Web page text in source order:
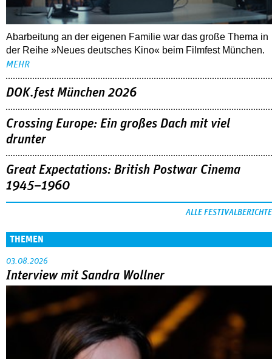
Abarbeitung an der eigenen Familie war das große Thema in
der Reihe »Neues deutsches Kino« beim Filmfest München.
MEHR
DOK.fest München 2026
Crossing Europe: Ein großes Dach mit viel
drunter
Great Expectations: British Postwar Cinema
1945–1960
ALLE FESTIVALBERICHTE
THEMEN
03.08.2026
Interview mit Sandra Wollner